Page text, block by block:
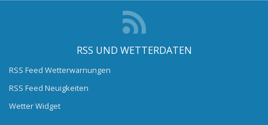
RSS UND WETTERDATEN
RSS Feed Wetterwarnungen
RSS Feed Neuigkeiten
Wetter Widget